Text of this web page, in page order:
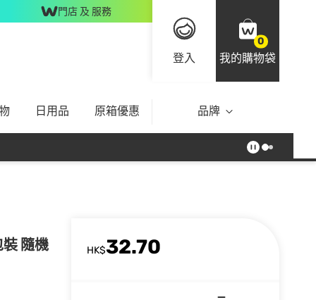
門店 及 服務
登入
0
我的購物袋
日用品 原箱優惠 品牌
隨機 HK$32.70